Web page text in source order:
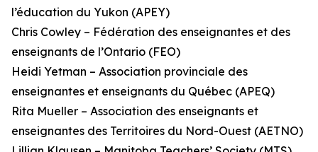
l’éducation du Yukon (APEY)
Chris Cowley – Fédération des enseignantes et des
enseignants de l’Ontario (FEO)
Heidi Yetman – Association provinciale des
enseignantes et enseignants du Québec (APEQ)
Rita Mueller – Association des enseignants et
enseignantes des Territoires du Nord-Ouest (AETNO)